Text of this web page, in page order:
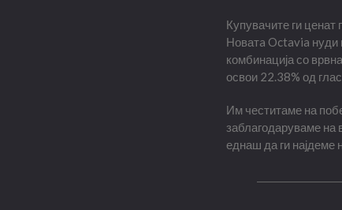
Купувачите ги ценат
Новатa Octavia нуди
комбинација со
освои 22.38% од
Им честитаме на
заблагодаруваме на
еднаш да ги најдеме